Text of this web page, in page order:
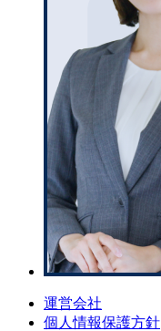
運営会社
個人情報保護方針